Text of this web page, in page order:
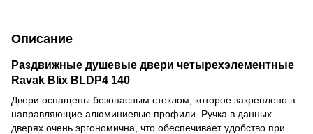
Описание
Раздвижные душевые двери четырехэлементные
Ravak Blix BLDP4 140
Двери оснащены безопасным стеклом, которое закреплено в
направляющие алюминиевые профили. Ручка в данных
дверях очень эргономична, что обеспечивает удобство при